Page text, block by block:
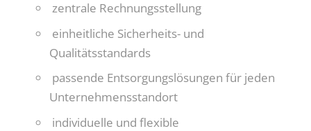
zentrale Rechnungsstellung
einheitliche Sicherheits- und
Qualitätsstandards
passende Entsorgungslösungen für jeden
Unternehmensstandort
individuelle und flexible